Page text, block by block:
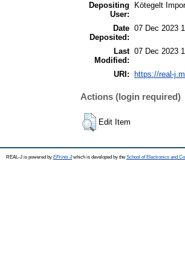
Depositing
User:
Kötegelt
Date
Deposited:
07 Dec 2023
Last
Modified:
07 Dec 2023
URI: https://real-
Actions (login required)
Edit Item
REAL-J is powered by EPrints 3which is developed by the School of Electronics and